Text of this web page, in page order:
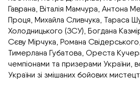
Гаврана, Віталія Мамчура, Антона
Проця, Михайла Сливчука, Тараса
Холодницького (ЗСУ), Богдана
Сєву Мірчука, Романа
Тимерлана Губатова, Ореста
чемпіонами та призерами України,
України зі змішаних бойових